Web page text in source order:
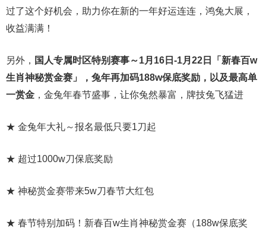
过了这个好机会，助力你在新的一年好运连连，鸿兔大展，
收益满满！
另外， 国人专属时区特别赛事～1月16日-1月22日「新春百w
生肖神秘赏金赛」，兔年再加码188w保底奖励，以及最高单
一赏金 ，金兔年春节盛事，让你兔然暴富，牌技兔飞猛进
★ 金兔年大礼～报名最低只要1刀起
★ 超过1000w刀保底奖励
★ 神秘赏金赛带来5w刀春节大红包
★ 春节特别加码！新春百w生肖神秘赏金赛（188w保底奖